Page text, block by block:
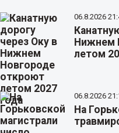
06.8.2026
Нижнем
летом
06.8.2026
На